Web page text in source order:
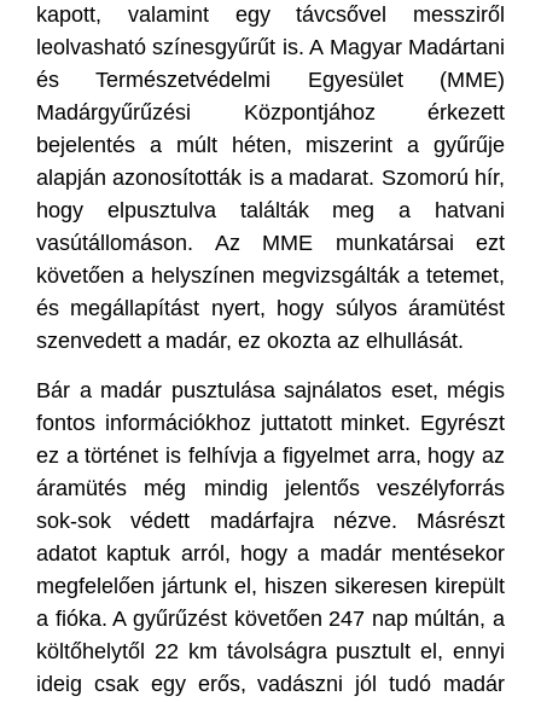
kapott, valamint egy távcsővel messziről
leolvasható színesgyűrűt is. A Magyar Madártani
és Természetvédelmi Egyesület (MME)
Madárgyűrűzési Központjához érkezett
bejelentés a múlt héten, miszerint a gyűrűje
alapján azonosították is a madarat. Szomorú hír,
hogy elpusztulva találták meg a hatvani
vasútállomáson. Az MME munkatársai ezt
követően a helyszínen megvizsgálták a tetemet,
és megállapítást nyert, hogy súlyos áramütést
szenvedett a madár, ez okozta az elhullását.
Bár a madár pusztulása sajnálatos eset, mégis
fontos információkhoz juttatott minket. Egyrészt
ez a történet is felhívja a figyelmet arra, hogy az
áramütés még mindig jelentős veszélyforrás
sok-sok védett madárfajra nézve. Másrészt
adatot kaptuk arról, hogy a madár mentésekor
megfelelően jártunk el, hiszen sikeresen kirepült
a fióka. A gyűrűzést követően 247 nap múltán, a
költőhelytől 22 km távolságra pusztult el, ennyi
ideig csak egy erős, vadászni jól tudó madár